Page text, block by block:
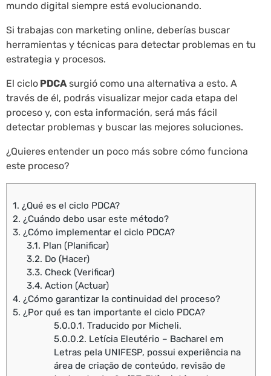
mundo digital siempre está evolucionando.
Si trabajas con marketing online, deberías buscar
herramientas y técnicas para detectar problemas en tu
estrategia y procesos.
El ciclo PDCAsurgió como una alternativa a esto. A
través de él, podrás visualizar mejor cada etapa del
proceso y, con esta información, será más fácil
detectar problemas y buscar las mejores soluciones.
¿Quieres entender un poco más sobre cómo funciona
este proceso?
1. ¿Qué es el ciclo PDCA?
2. ¿Cuándo debo usar este método?
3. ¿Cómo implementar el ciclo PDCA?
3.1. Plan (Planificar)
3.2. Do (Hacer)
3.3. Check (Verificar)
3.4. Action (Actuar)
4. ¿Cómo garantizar la continuidad del proceso?
5. ¿Por qué es tan importante el ciclo PDCA?
5.0.0.1. Traducido por Micheli.
5.0.0.2. Letícia Eleutério – Bacharel em
Letras pela UNIFESP, possui experiência na
área de criação de conteúdo, revisão de